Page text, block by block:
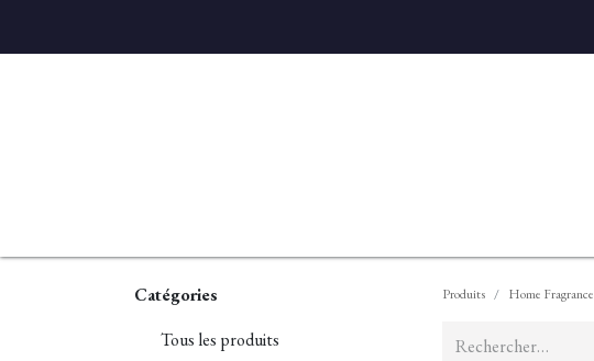
Catégories
Tous les produits
Produits Home Fragrance